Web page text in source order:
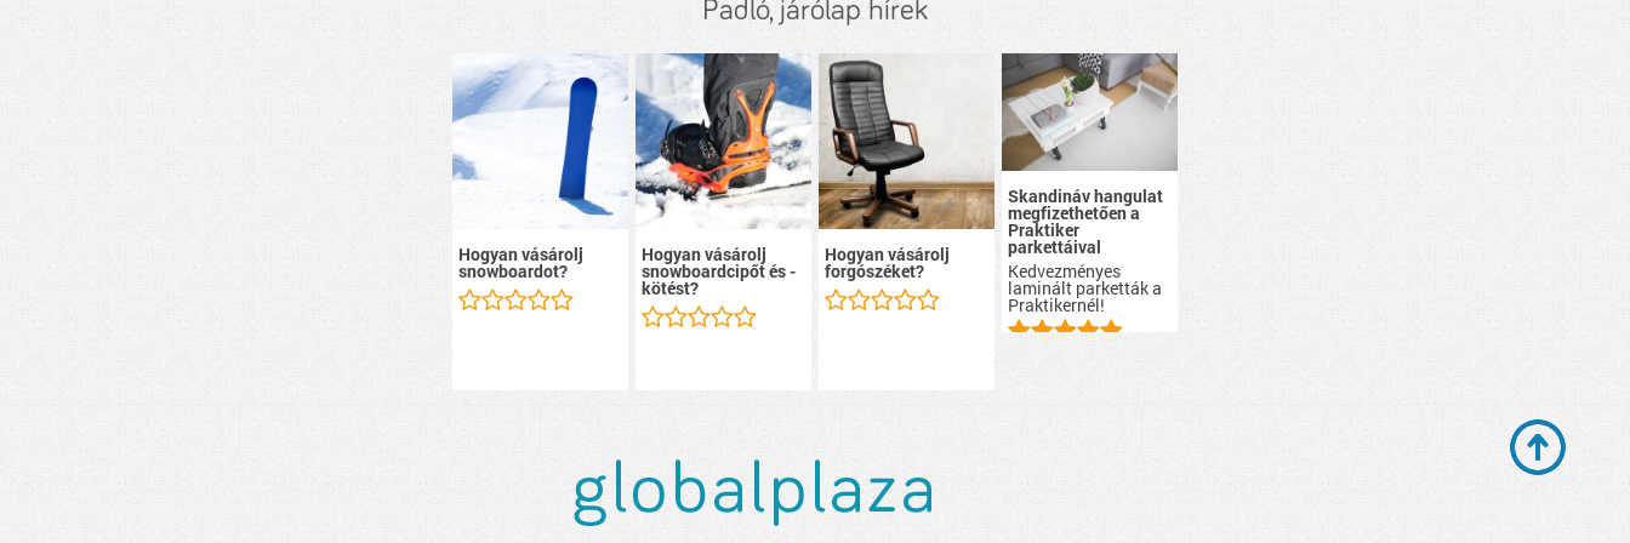
Padló, járólap hírek
Hogyan vásárolj
snowboardot?
Hogyan vásárolj
snowboardcipőt és -
kötést?
Hogyan vásárolj
forgószéket?
Skandináv hangulat
megfizethetően a
Praktiker
parkettáival
Kedvezményes
laminált parketták a
Praktikernél!